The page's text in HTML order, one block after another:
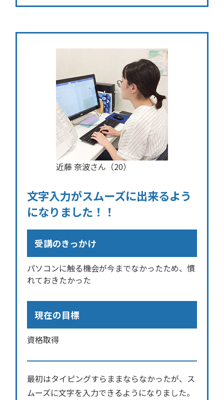
近藤 奈波さん（20）
文字入力がスムーズに出来るよう
になりました！！
受講のきっかけ
パソコンに触る機会が今までなかったため、慣
れておきたかった
現在の目標
資格取得
最初はタイピングすらままならなかったが、ス
ムーズに文字を入力できるようになりました。